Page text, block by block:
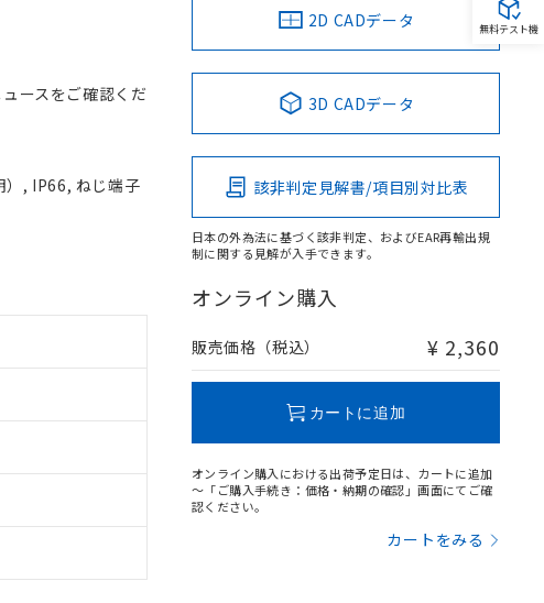
ースをご確認くだ
）, IP66, ねじ端子
2D CADデータ
3D CADデータ
該非判定見解書/項目別対比表
日本の外為法に基づく該非判定、およびEAR再輸出規
制に関する見解が入手できます。
オンライン購入
販売価格（税込） ¥ 2,360
カートに追加
オンライン購入における出荷予定日は、カートに追加
～「ご購入手続き：価格・納期の確認」画面にてご確
認ください。
カートをみる
無料テスト機